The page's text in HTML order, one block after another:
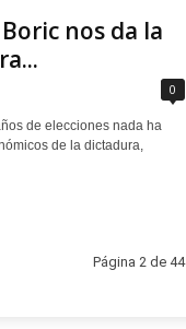
nos da la
0
de elecciones nada ha
de la dictadura,
Página 2 de 44